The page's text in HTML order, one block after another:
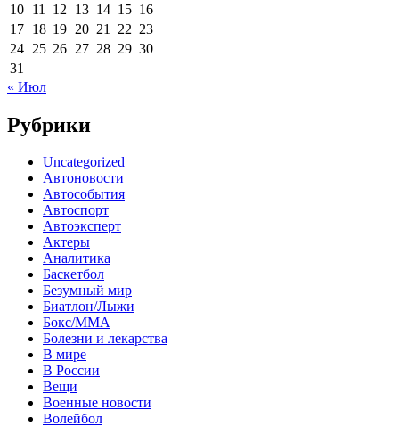
10 11 12 13 14 15 16
17 18 19 20 21 22 23
24 25 26 27 28 29 30
31
« Июл
Рубрики
Uncategorized
Автоновости
Автособытия
Автоспорт
Автоэксперт
Актеры
Аналитика
Баскетбол
Безумный мир
Биатлон/Лыжи
Бокс/MMA
Болезни и лекарства
В мире
В России
Вещи
Военные новости
Волейбол